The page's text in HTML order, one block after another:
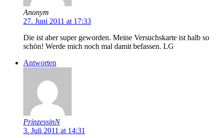
Anonym
27. Juni 2011 at 17:33
Die ist aber super geworden. Meine Versuchskarte ist halb so
schön! Werde mich noch mal damit befassen. LG
Antworten
PrinzessinN
3. Juli 2011 at 14:31